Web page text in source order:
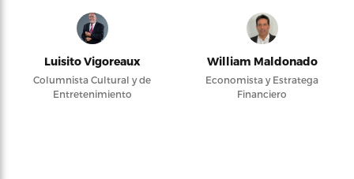
Luisito Vigoreaux
Columnista Cultural y de
Entretenimiento
William Maldonado
Economista y Estratega
Financiero